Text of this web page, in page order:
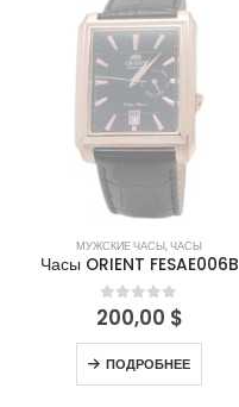
НЕТ В НАЛИЧИИ
МУЖСКИЕ ЧАСЫ,ЧАСЫ
Часы ORIENT FESAE006B
0out of 5
200,00 $
ПОДРОБНЕЕ